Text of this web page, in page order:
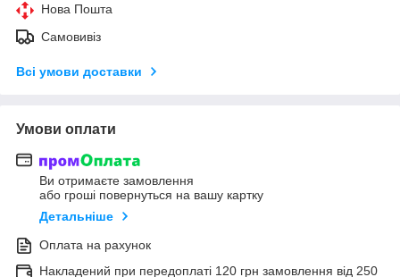
Нова Пошта
Самовивіз
Всі умови доставки
Умови оплати
Ви отримаєте замовлення
або гроші повернуться на вашу картку
Детальніше
Оплата на рахунок
Накладений при передоплаті 120 грн замовлення від 250